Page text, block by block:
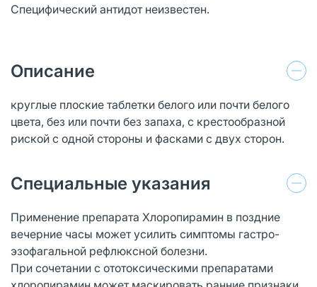
Специфический антидот неизвестен.
Описание
круглые плоские таблетки белого или почти белого
цвета, без или почти без запаха, с крестообразной
риской с одной стороны и фасками с двух сторон.
Специальные указания
Применение препарата Хлоропирамин в поздние
вечерние часы может усилить симптомы гастро-
эзофагальной рефлюксной болезни.
При сочетании с ототоксическими препаратами